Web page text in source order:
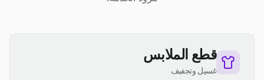
قطع الملابس
غسيل وتجفيف